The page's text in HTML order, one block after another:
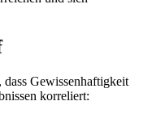
dass Gewissenhaftigkeit
korreliert: